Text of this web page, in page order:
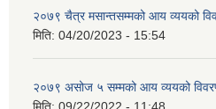
२०७९ चैत्र मसान्तसम्मको आय व्ययको
मिति: 04/20/2023 - 15:54
२०७९ असोज ५ सम्मको आय व्ययको
मिति: 09/22/2022 - 11:48